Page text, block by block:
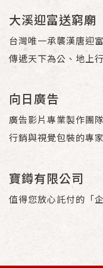
大溪迎富送窮廟
台灣唯一承襲漢唐迎
傳遞天下為公、地上
向日廣告
廣告影片專業製作團隊
行銷與視覺包裝的專家
寶鐏有限公司
值得您放心託付的「